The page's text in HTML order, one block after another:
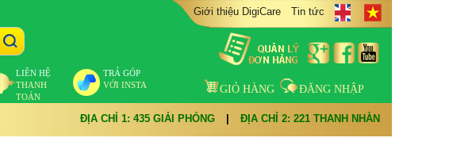
LIÊN HỆ
THANH
TOÁN
TRẢ GÓP
VỚI INSTA
Giới thiệu DigiCare Tin tức
GIỎ HÀNG ĐĂNG NHẬP
ĐỊA CHỈ 1: 435 GIẢI PHÓNG ĐỊA CHỈ 2: 221 THANH NHÀN